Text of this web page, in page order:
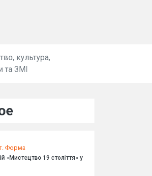
культура,
та ЗМІ
Форма
«Мистецтво 19 століття» у